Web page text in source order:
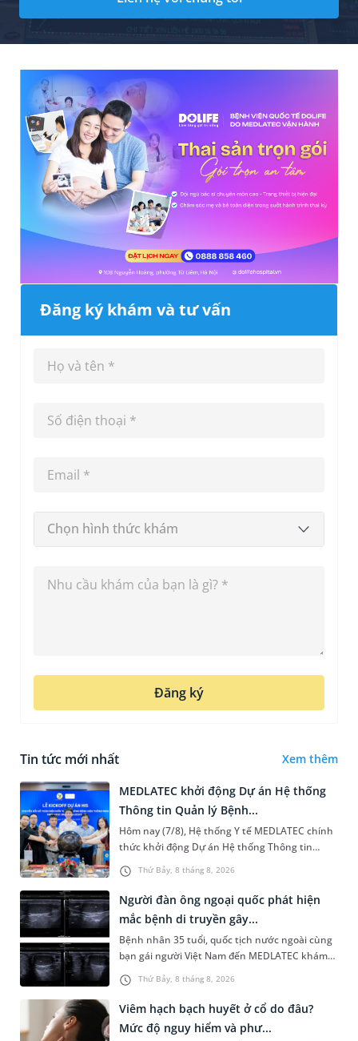
Đăng ký khám và tư vấn
Chọn hình thức khám
Đăng ký
Tin tức mới nhất Xem thêm
Thứ Bảy, 8 tháng 8, 2026
MEDLATEC khởi động Dự án Hệ thống
Thông tin Quản lý Bệnh...
Hôm nay (7/8), Hệ thống Y tế MEDLATEC chính
thức khởi động Dự án Hệ thống Thông tin
Quản lý Bệnh viện (HIS - Hospital Information
System) giai đoạn mới. Dự á...
Thứ Bảy, 8 tháng 8, 2026
Người đàn ông ngoại quốc phát hiện
mắc bệnh di truyền gây...
Bệnh nhân 35 tuổi, quốc tịch nước ngoài cùng
bạn gái người Việt Nam đến MEDLATEC khám
sức khỏe tiền hôn nhân. Qua thăm khám và
làm các xét nghiệm chuyên sâu,...
Viêm hạch bạch huyết ở cổ do đâu?
Mức độ nguy hiểm và phư...